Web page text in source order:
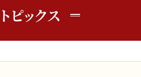
トピックス